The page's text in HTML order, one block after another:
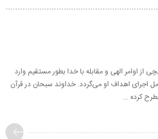
اوامر الهی و مقابله با خدا بطور مستقیم وارد
اجرای اهداف او می‌گردد. خداوند سبحان در قرآن
كرده ...